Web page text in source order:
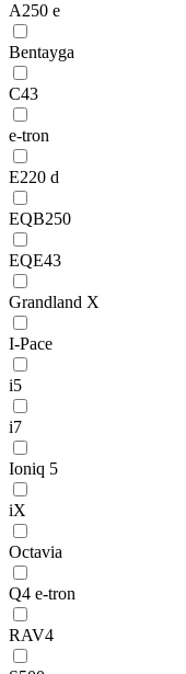
A250 e
Bentayga
C43
e-tron
E220 d
EQB250
EQE43
Grandland X
I-Pace
i5
i7
Ioniq 5
iX
Octavia
Q4 e-tron
RAV4